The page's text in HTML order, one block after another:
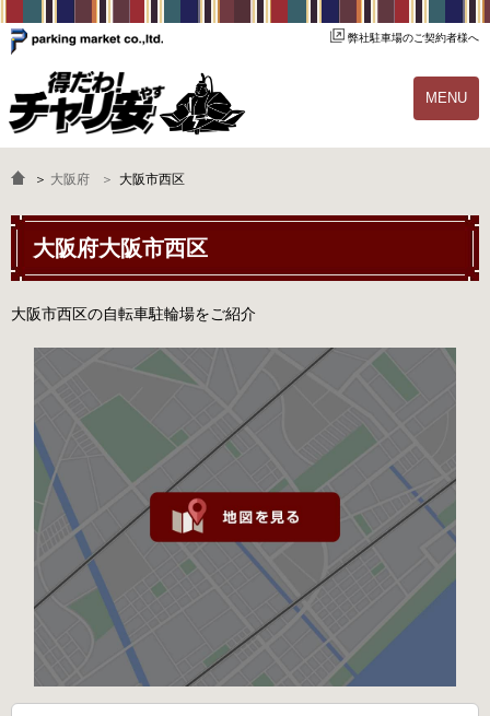
弊社駐車場のご契約者様へ
MENU
物件一覧
よくあるご質問 駐輪場オーナー様へ
＞ 大阪府 大阪市西区
大阪府大阪市西区
大阪市西区の自転車駐輪場をご紹介